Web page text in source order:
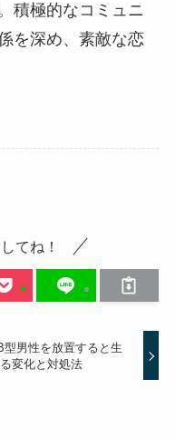
積極的なコミュニ
を深め、素敵な恋
てね！
型男性を放置すると生
る変化と対処法